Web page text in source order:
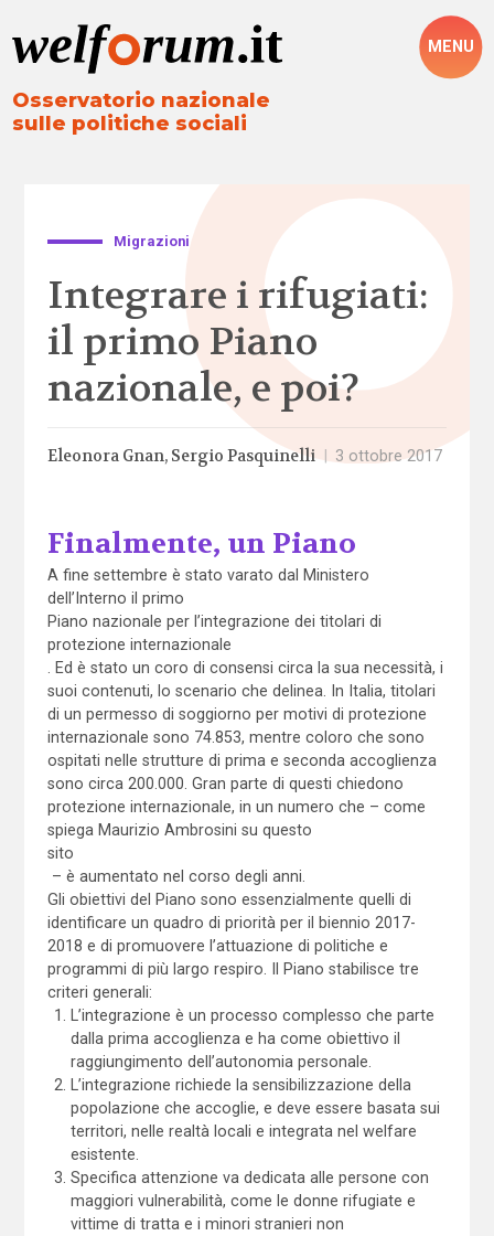
Osservatorio nazionale
sulle politiche sociali
MENU
Migrazioni
Integrare i rifugiati:
il primo Piano
nazionale, e poi?
Eleonora Gnan Sergio Pasquinelli 3 ottobre 2017
Finalmente, un Piano
A fine settembre è stato varato dal Ministero
dell’Interno il primo
Piano nazionale per l’integrazione dei titolari di
protezione internazionale
. Ed è stato un coro di consensi circa la sua necessità, i
suoi contenuti, lo scenario che delinea. In Italia, titolari
di un permesso di soggiorno per motivi di protezione
internazionale sono 74.853, mentre coloro che sono
ospitati nelle strutture di prima e seconda accoglienza
sono circa 200.000. Gran parte di questi chiedono
protezione internazionale, in un numero che – come
spiega Maurizio Ambrosini su questo
sito
– è aumentato nel corso degli anni.
Gli obiettivi del Piano sono essenzialmente quelli di
identificare un quadro di priorità per il biennio 2017-
2018 e di promuovere l’attuazione di politiche e
programmi di più largo respiro. Il Piano stabilisce tre
criteri generali:
L’integrazione è un processo complesso che parte
dalla prima accoglienza e ha come obiettivo il
raggiungimento dell’autonomia personale.
L’integrazione richiede la sensibilizzazione della
popolazione che accoglie, e deve essere basata sui
territori, nelle realtà locali e integrata nel welfare
esistente.
Specifica attenzione va dedicata alle persone con
maggiori vulnerabilità, come le donne rifugiate e
vittime di tratta e i minori stranieri non